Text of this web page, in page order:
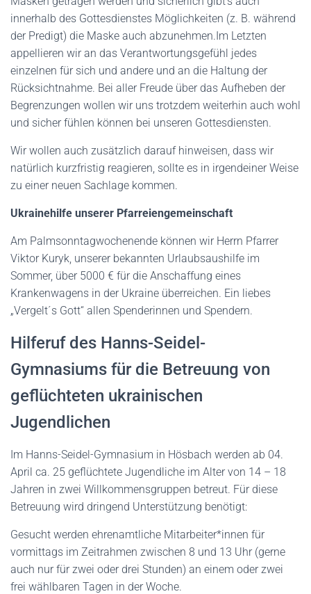
innerhalb des Gottesdienstes Möglichkeiten (z. B. während
der Predigt) die Maske auch abzunehmen.Im Letzten
appellieren wir an das Verantwortungsgefühl jedes
einzelnen für sich und andere und an die Haltung der
Rücksichtnahme. Bei aller Freude über das Aufheben der
Begrenzungen wollen wir uns trotzdem weiterhin auch wohl
und sicher fühlen können bei unseren Gottesdiensten.
Wir wollen auch zusätzlich darauf hinweisen, dass wir
natürlich kurzfristig reagieren, sollte es in irgendeiner Weise
zu einer neuen Sachlage kommen.
Ukrainehilfe unserer Pfarreiengemeinschaft
Am Palmsonntagwochenende können wir Herrn Pfarrer
Viktor Kuryk, unserer bekannten Urlaubsaushilfe im
Sommer, über 5000 € für die Anschaffung eines
Krankenwagens in der Ukraine überreichen. Ein liebes
„Vergelt´s Gott“ allen Spenderinnen und Spendern.
Hilferuf des Hanns-Seidel-
Gymnasiums für die Betreuung von
geflüchteten ukrainischen
Jugendlichen
Im Hanns-Seidel-Gymnasium in Hösbach werden ab 04.
April ca. 25 geflüchtete Jugendliche im Alter von 14 – 18
Jahren in zwei Willkommensgruppen betreut. Für diese
Betreuung wird dringend Unterstützung benötigt:
Gesucht werden ehrenamtliche Mitarbeiter*innen für
vormittags im Zeitrahmen zwischen 8 und 13 Uhr (gerne
auch nur für zwei oder drei Stunden) an einem oder zwei
frei wählbaren Tagen in der Woche.